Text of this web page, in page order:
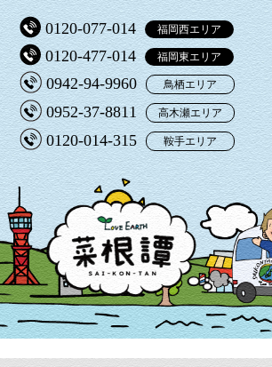
0120-077-014 福岡西エリア
0120-477-014 福岡東エリア
0942-94-9960 鳥栖エリア
0952-37-8811 高木瀬エリア
0120-014-315 鞍手エリア